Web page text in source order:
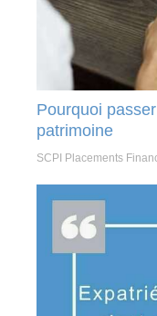
Pourquoi
patrimoine
SCPI Placements